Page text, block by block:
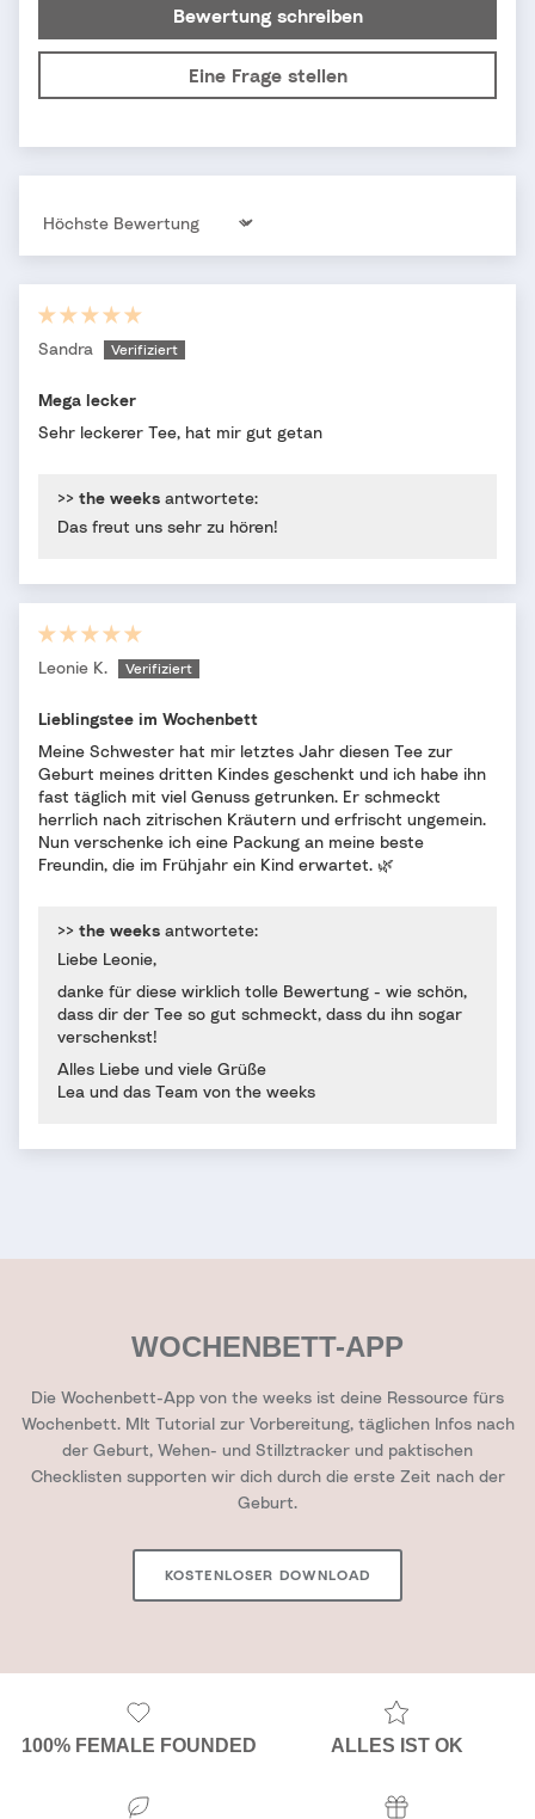
Bewertung schreiben
Eine Frage stellen
Sort by
Sandra
Mega lecker
Sehr leckerer Tee, hat mir gut getan
>> the weeks antwortete:
Das freut uns sehr zu hören!
Leonie K.
Lieblingstee im Wochenbett
Meine Schwester hat mir letztes Jahr diesen Tee zur
Geburt meines dritten Kindes geschenkt und ich habe ihn
fast täglich mit viel Genuss getrunken. Er schmeckt
herrlich nach zitrischen Kräutern und erfrischt ungemein.
Nun verschenke ich eine Packung an meine beste
Freundin, die im Frühjahr ein Kind erwartet. 🌿
>> the weeks antwortete:
Liebe Leonie,
danke für diese wirklich tolle Bewertung - wie schön,
dass dir der Tee so gut schmeckt, dass du ihn sogar
verschenkst!
Alles Liebe und viele Grüße
Lea und das Team von the weeks
WOCHENBETT-APP
Die Wochenbett-App von the weeks ist deine Ressource fürs
Wochenbett. MIt Tutorial zur Vorbereitung, täglichen Infos nach
der Geburt, Wehen- und Stillztracker und paktischen
Checklisten supporten wir dich durch die erste Zeit nach der
Geburt.
KOSTENLOSER DOWNLOAD
100% FEMALE FOUNDED ALLES IST OK